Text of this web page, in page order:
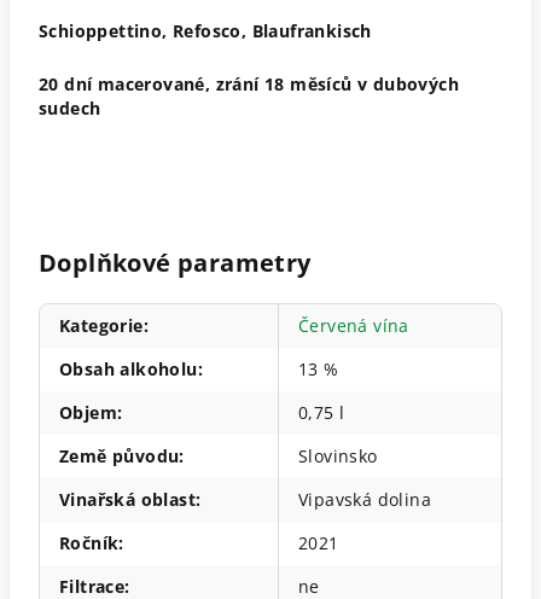
Schioppettino, Refosco, Blaufrankisch
20 dní macerované, zrání 18 měsíců v dubových
sudech
Doplňkové parametry
Kategorie:
Červená vína
Obsah alkoholu:
13 %
Objem:
0,75 l
Země původu:
Slovinsko
Vinařská oblast:
Vipavská dolina
Ročník:
2021
Filtrace:
ne